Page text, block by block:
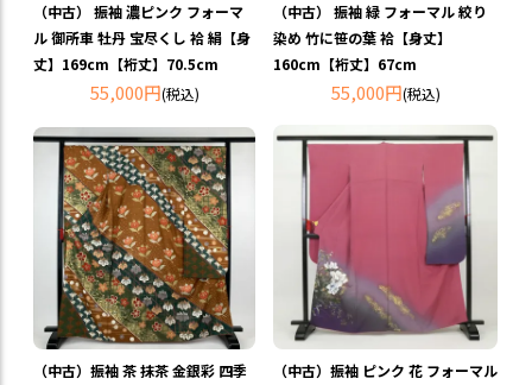
（中古） 振袖 濃ピンク フォーマ
ル 御所車 牡丹 宝尽くし 袷 絹【身
丈】169cm【裄丈】70.5cm
55,000円(税込)
（中古） 振袖 緑 フォーマル 絞り
染め 竹に笹の葉 袷【身丈】
160cm【裄丈】67cm
55,000円(税込)
（中古）振袖 茶 抹茶 金銀彩 四季
（中古）振袖 ピンク 花 フォーマル